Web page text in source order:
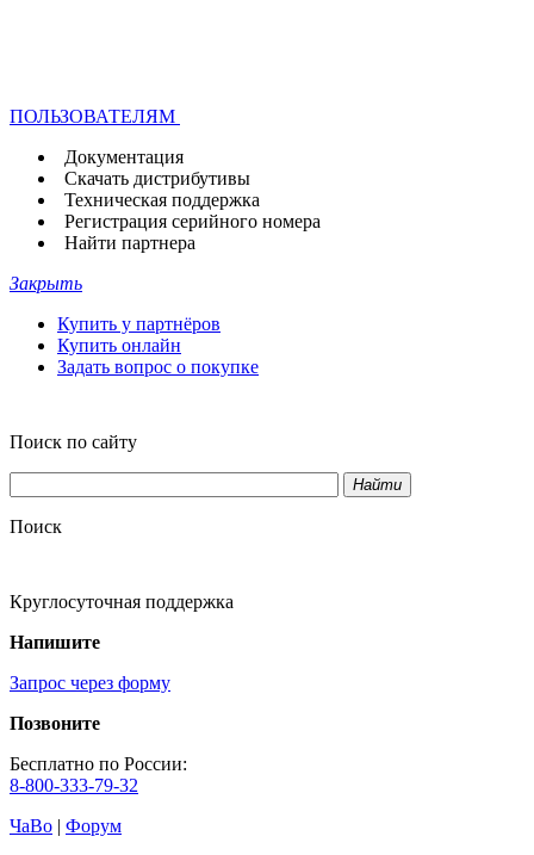
ПОЛЬЗОВАТЕЛЯМ
Документация
Скачать дистрибутивы
Техническая поддержка
Регистрация серийного номера
Найти партнера
Закрыть
Купить у партнёров
Купить онлайн
Задать вопрос о покупке
Поиск по сайту
Найти
Поиск
Круглосуточная поддержка
Напишите
Запрос через форму
Позвоните
Бесплатно по России:
8-800-333-79-32
ЧаВо | Форум